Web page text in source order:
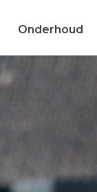
Onderhoud